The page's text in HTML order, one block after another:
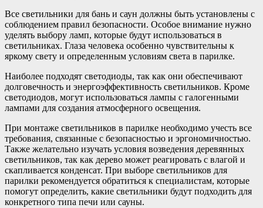
Все светильники для бань и саун должны быть установлены с
соблюдением правил безопасности. Особое внимание нужно
уделять выбору ламп, которые будут использоваться в
светильниках. Глаза человека особенно чувствительны к
яркому свету и определенным условиям света в парилке.
Наиболее подходят светодиоды, так как они обеспечивают
долговечность и энергоэффективность светильников. Кроме
светодиодов, могут использоваться лампы с галогенными
лампами для создания атмосферного освещения.
При монтаже светильников в парилке необходимо учесть все
требования, связанные с безопасностью и эргономичностью.
Также желательно изучать условия возведения деревянных
светильников, так как дерево может реагировать с влагой и
скапливается конденсат. При выборе светильников для
парилки рекомендуется обратиться к специалистам, которые
помогут определить, какие светильники будут подходить для
конкретного типа печи или сауны.